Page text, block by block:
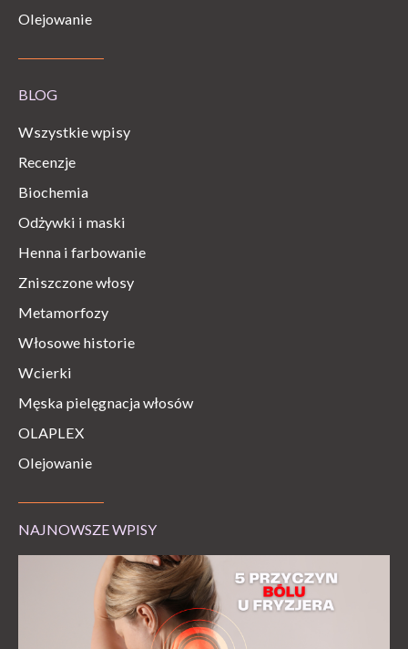
Olejowanie
BLOG
Wszystkie wpisy
Recenzje
Biochemia
Odżywki i maski
Henna i farbowanie
Zniszczone włosy
Metamorfozy
Włosowe historie
Wcierki
Męska pielęgnacja włosów
OLAPLEX
Olejowanie
NAJNOWSZE WPISY